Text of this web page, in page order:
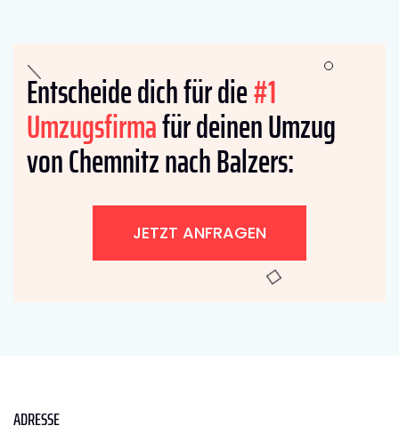
Entscheide dich für die#1
Umzugsfirmafür deinen Umzug
von Chemnitz nach Balzers:
JETZT ANFRAGEN
ADRESSE